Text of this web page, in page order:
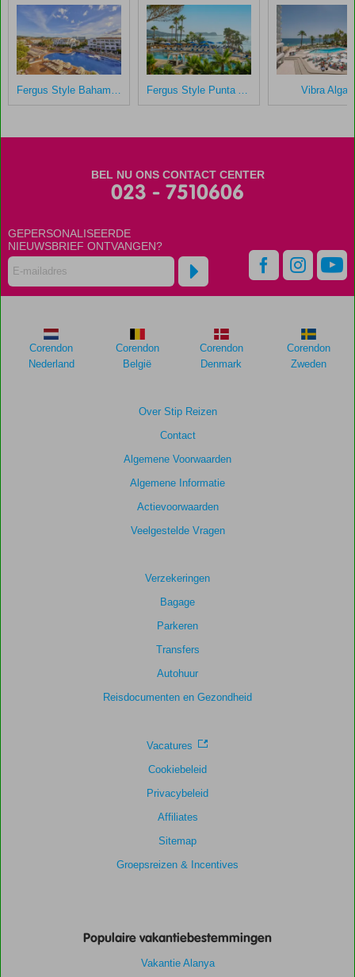
Scores
die
ouder
zijn
dan
weergegeven
relevantie
van
de
getoonde
Totale
Eten
7,7
Wifi kwaliteit
6,4
Fergus Style Bahamas Fergus Style Punta Arabi Vibra
BEL NU ONS CONTACT CENTER
023 - 7510606
GEPERSONALISEERDE
NIEUWSBRIEF ONTVANGEN?
Over Stip Reizen
Contact
Algemene Voorwaarden
Algemene Informatie
Actievoorwaarden
Veelgestelde Vragen
Verzekeringen
Bagage
Parkeren
Transfers
Autohuur
Reisdocumenten en Gezondheid
Vacatures
Cookiebeleid
Privacybeleid
Affiliates
Sitemap
Groepsreizen & Incentives
Corendon
Nederland
Corendon
België
Corendon
Denmark
Corendon
Zweden
Populaire vakantiebestemmingen
Vakantie Alanya